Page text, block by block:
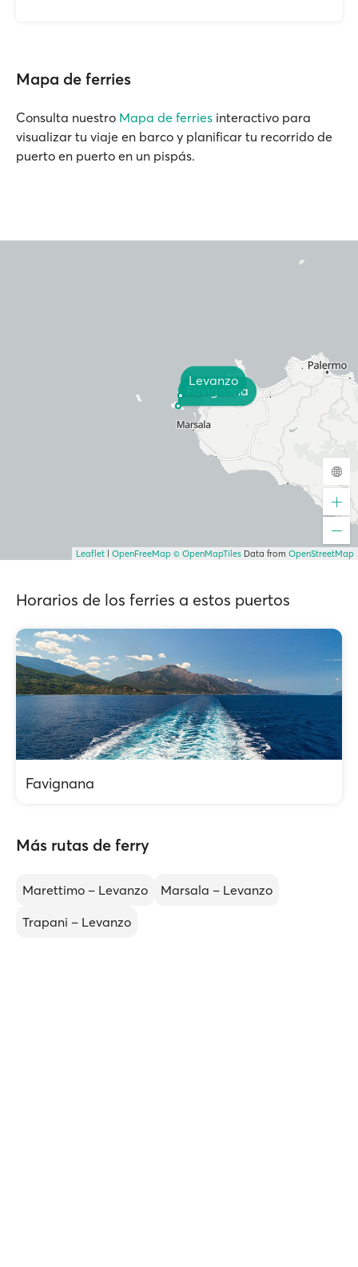
Mapa de ferries
Consulta nuestro Mapa de ferries interactivo para
visualizar tu viaje en barco y planificar tu recorrido de
puerto en puerto en un pispás.
Favignana
Levanzo
Leaflet OpenFreeMap © OpenMapTiles Data from OpenStreetMap
Horarios de los ferries a estos puertos
Favignana
Más rutas de ferry
Marettimo – Levanzo
Marsala – Levanzo
Trapani – Levanzo